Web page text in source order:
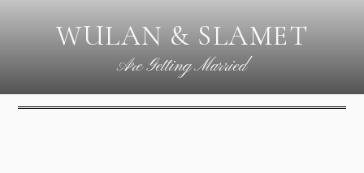
WULAN & SLAMET
Are Getting Married